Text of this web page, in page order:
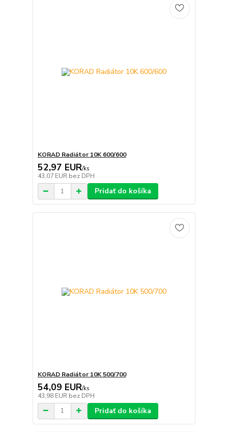
KORAD Radiátor 10K 600/600
52,97 EUR/ks
43,07 EUR bez DPH
Pridať do košíka
KORAD Radiátor 10K 500/700
54,09 EUR/ks
43,98 EUR bez DPH
Pridať do košíka